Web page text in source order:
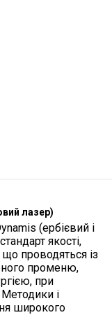
лазер)
(ербієвий і
якості,
проводяться із
променю,
при
і
широкого